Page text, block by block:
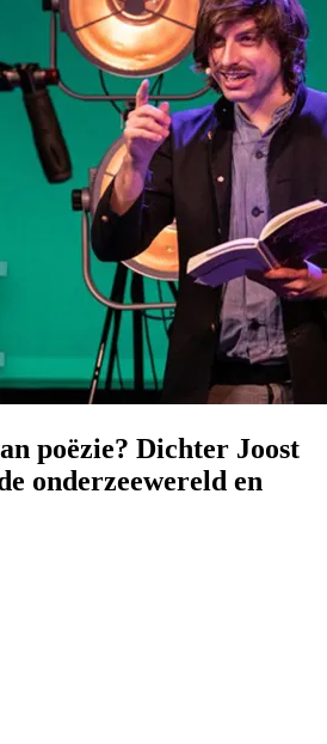
poëzie? Dichter Joost
onderzeewereld en